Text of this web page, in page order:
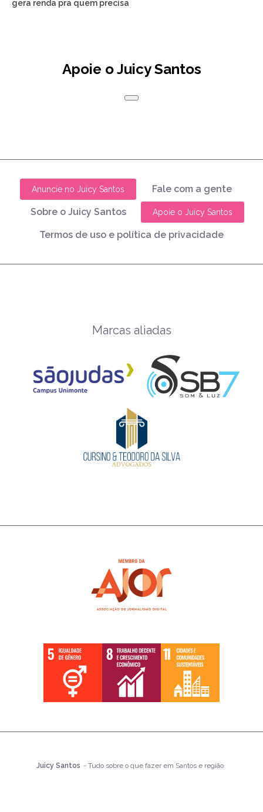
gera renda pra quem precisa
Apoie o Juicy Santos
Anuncie no Juicy Santos Fale com a gente
Sobre o Juicy Santos Apoie o Juicy Santos
Termos de uso e política de privacidade
Marcas aliadas
Juicy Santos - Tudo sobre o que fazer em Santos e região